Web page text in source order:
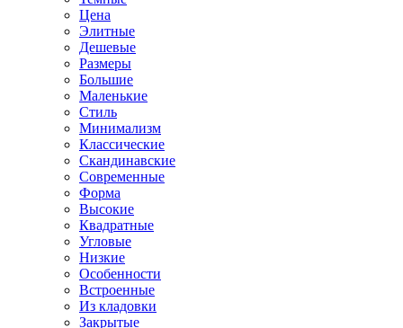
Цена
Элитные
Дешевые
Размеры
Большие
Маленькие
Стиль
Минимализм
Классические
Скандинавские
Современные
Форма
Высокие
Квадратные
Угловые
Низкие
Особенности
Встроенные
Из кладовки
Закрытые